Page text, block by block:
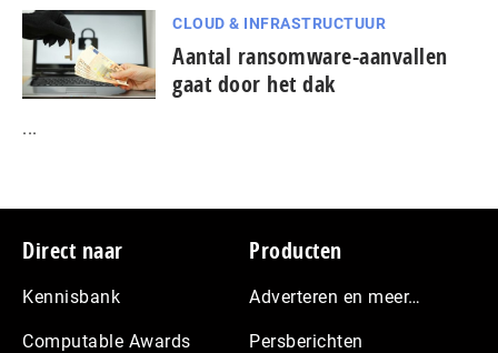
CLOUD & INFRASTRUCTUUR
Aantal ransomware-aanvallen
gaat door het dak
...
Footer
Direct naar
Kennisbank
Computable Awards
Producten
Adverteren en meer…
Persberichten